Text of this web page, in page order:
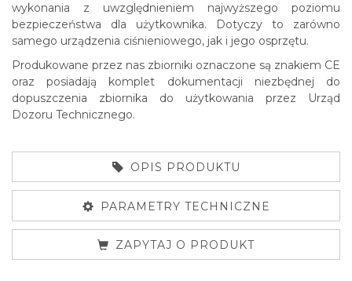
wykonania z uwzględnieniem najwyższego poziomu
bezpieczeństwa dla użytkownika. Dotyczy to zarówno
samego urządzenia ciśnieniowego, jak i jego osprzętu.
Produkowane przez nas zbiorniki oznaczone są znakiem CE
oraz posiadają komplet dokumentacji niezbędnej do
dopuszczenia zbiornika do użytkowania przez Urząd
Dozoru Technicznego.
OPIS PRODUKTU
PARAMETRY TECHNICZNE
ZAPYTAJ O PRODUKT